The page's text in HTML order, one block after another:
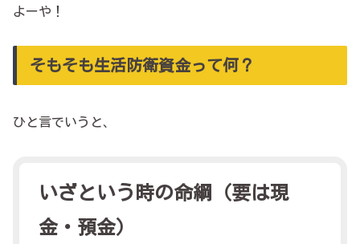
よーや！
そもそも生活防衛資金って何？
ひと言でいうと、
いざという時の命綱（要は現
金・預金）